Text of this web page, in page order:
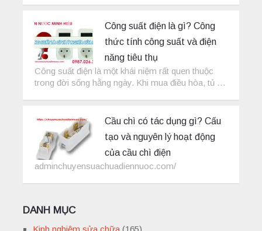
Công suất điện là gì? Công
thức tính công suất và điện
năng tiêu thụ
Công suất điện là một khái niệm rất quen thuộc
trong đời sống hằng ngày. Khi mua điều hòa, tủ …
Cầu chì có tác dụng gì? Cấu
tạo và nguyên lý hoạt động
của cầu chì điện
adminchuyensuachuadiennuoc.com/
DANH MỤC
Kinh nghiệm sửa chữa(165)